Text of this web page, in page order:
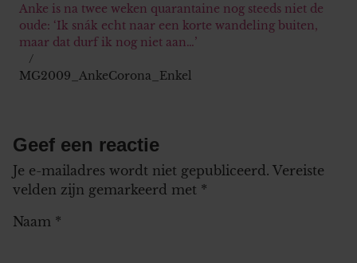
Anke is na twee weken quarantaine nog steeds niet de
oude: ‘Ik snák echt naar een korte wandeling buiten,
maar dat durf ik nog niet aan…’
MG2009_AnkeCorona_Enkel
Geef een reactie
Je e-mailadres wordt niet gepubliceerd. Vereiste
velden zijn gemarkeerd met *
Naam *